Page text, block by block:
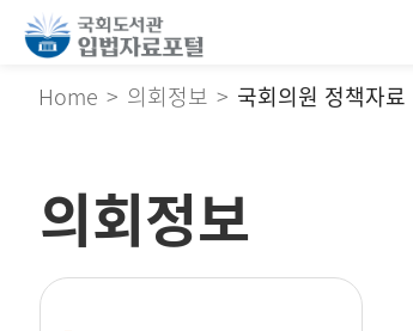
Home 의회정보 국회의원 정책자료
의회정보